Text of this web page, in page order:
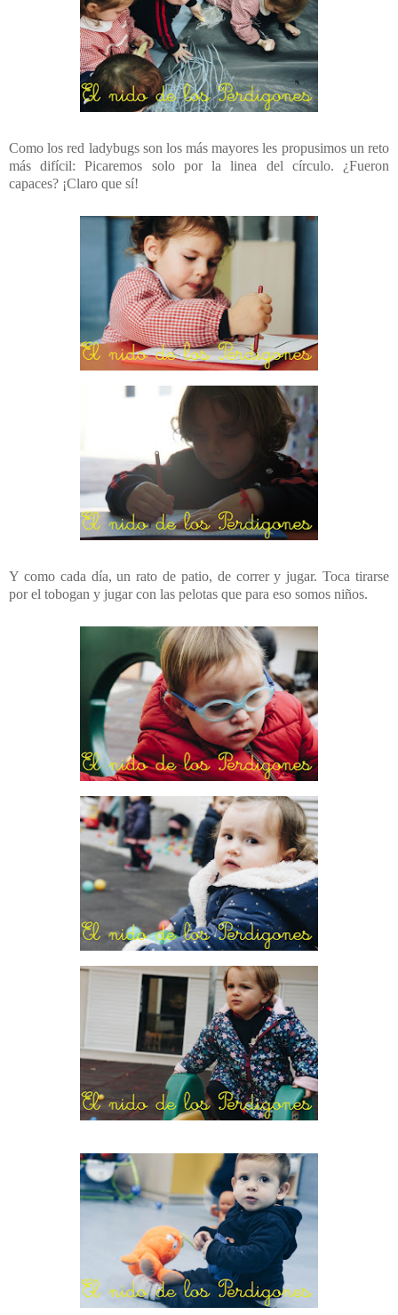
Como los red ladybugs son los más mayores les propusimos un reto
más difícil: Picaremos solo por la linea del círculo. ¿Fueron
capaces? ¡Claro que sí!
Y como cada día, un rato de patio, de correr y jugar. Toca tirarse
por el tobogan y jugar con las pelotas que para eso somos niños.